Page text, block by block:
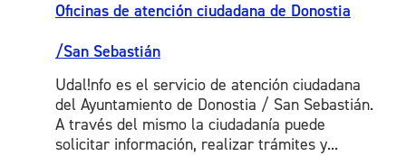
Oficinas de atención ciudadana de Donostia
/San Sebastián
Udal!nfo es el servicio de atención ciudadana
del Ayuntamiento de Donostia / San Sebastián.
A través del mismo la ciudadanía puede
solicitar información, realizar trámites y...